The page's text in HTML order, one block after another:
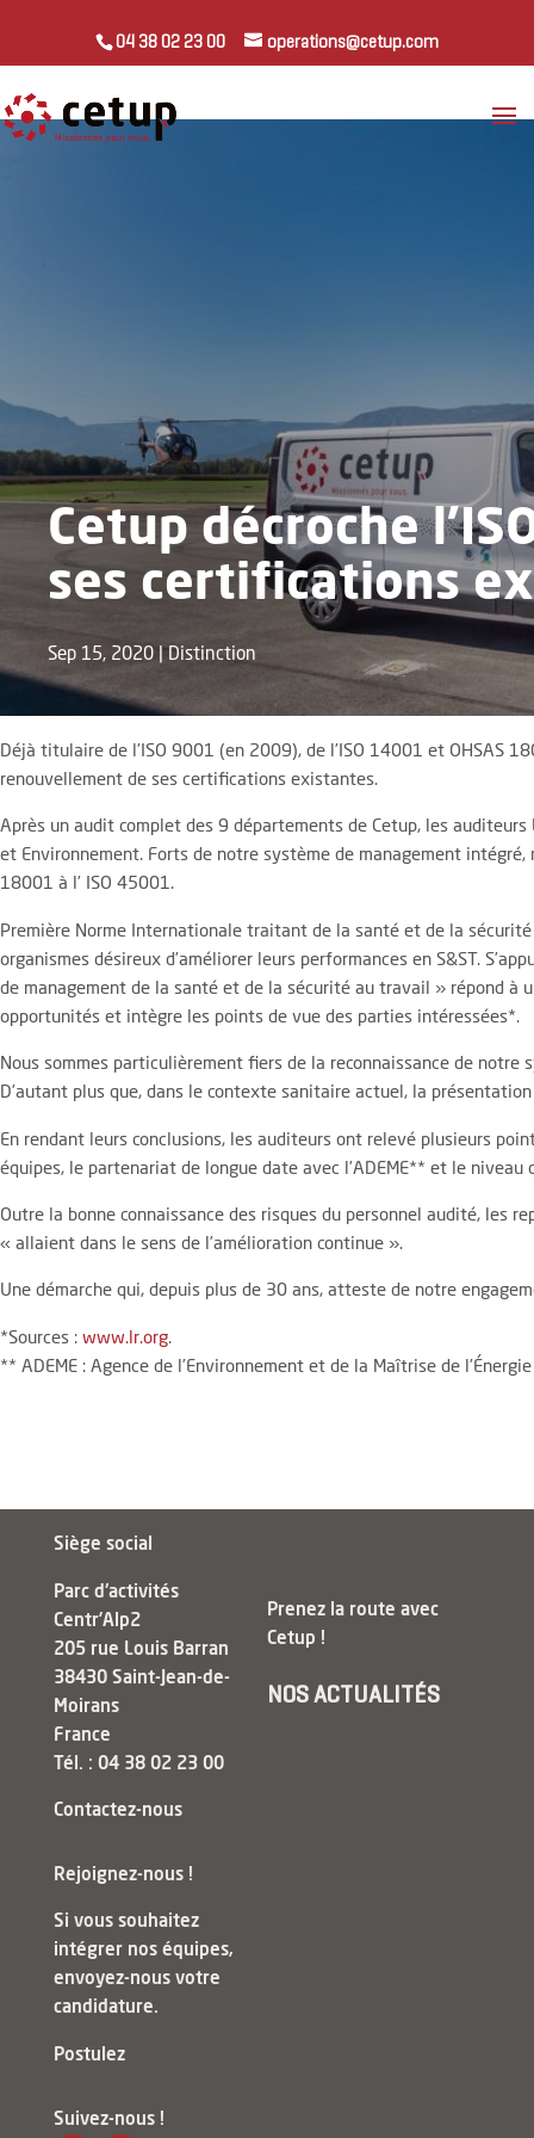
04 38 02 23 00 operations@cetup.com
Cetup décroche
ses certifications
Sep 15, 2020 |Distinction
Déjà titulaire de l’ISO 9001 (en 2009), de l’ISO 14001 et OHSAS
renouvellement de ses certifications existantes.
Après un audit complet des 9 départements de Cetup, les
et Environnement. Forts de notre système de management intégré,
18001 à l’ ISO 45001.
Première Norme Internationale traitant de la santé et de la
organismes désireux d’améliorer leurs performances en S&ST.
de management de la santé et de la sécurité au travail » répond à
opportunités et intègre les points de vue des parties intéressées*.
Nous sommes particulièrement fiers de la reconnaissance de
D’autant plus que, dans le contexte sanitaire actuel, la
En rendant leurs conclusions, les auditeurs ont relevé plusieurs
équipes, le partenariat de longue date avec l’ADEME** et le
Outre la bonne connaissance des risques du personnel audité, les
« allaient dans le sens de l’amélioration continue ».
Une démarche qui, depuis plus de 30 ans, atteste de notre
*Sources : www.lr.org.
** ADEME : Agence de l’Environnement et de la Maîtrise de l’Énergie
Siège social
Parc d'activités
Centr’Alp2
205 rue Louis Barran
38430 Saint-Jean-de-
Moirans
France
Tél. : 04 38 02 23 00
Contactez-nous
Rejoignez-nous !
Si vous souhaitez
intégrer nos équipes,
envoyez-nous votre
candidature.
Postulez
Suivez-nous !
Prenez la route avec
Cetup !
NOS ACTUALITÉS